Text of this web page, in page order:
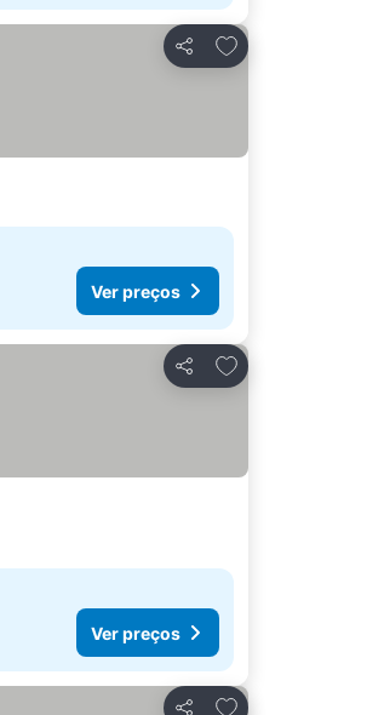
Partilhar
Adicionar aos
Ver preços
Partilhar
Adicionar aos
Ver preços
Adicionar aos